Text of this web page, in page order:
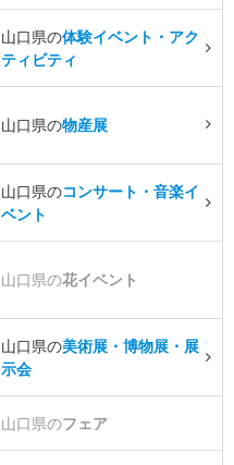
山口県の体験イベント・アク
ティビティ
山口県の物産展
山口県のコンサート・音楽イ
ベント
山口県の花イベント
山口県の美術展・博物展・展
示会
山口県のフェア